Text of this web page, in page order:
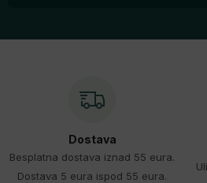
Dostava
Besplatna dostava iznad 55 eura.
Dostava 5 eura ispod 55 eura.